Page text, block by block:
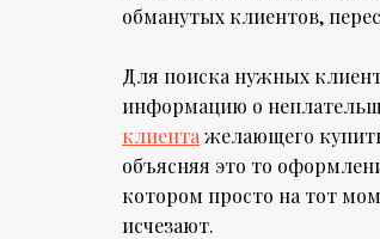
обманутых клиентов,
Для поиска нужных
информацию о
клиента желающего
объясняя это то
котором просто на тот
исчезают.